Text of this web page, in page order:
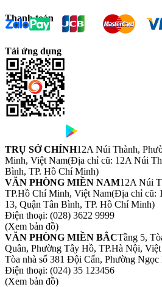
Thanh toán
Tải ứng dụng
TRỤ SỞ CHÍNH12A Núi Thành,
Minh, Việt Nam(Địa chỉ cũ: 12A Núi
Bình, TP. Hồ Chí Minh)
VĂN PHÒNG MIỀN NAM12A Núi
TP.Hồ Chí Minh, Việt Nam(Địa chỉ cũ:
13, Quận Tân Bình, TP. Hồ Chí Minh)
Điện thoại: (028) 3622 9999
(Xem bản đồ)
VĂN PHÒNG MIỀN BẮCTầng 5,
Quân, Phường Tây Hồ, TP.Hà Nội,
Tòa nhà số 381 Đội Cấn, Phường
Điện thoại: (024) 35 123456
(Xem bản đồ)